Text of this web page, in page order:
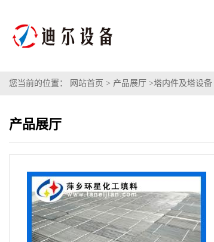
您当前的位置： 网站首页 > 产品展厅 >塔内件及塔设备
产品展厅